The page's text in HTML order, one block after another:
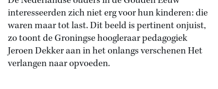
Zoek
interesseerden zich niet erg voor hun kinderen: die
waren maar tot last. Dit beeld is pertinent onjuist,
zo toont de Groningse hoogleraar pedagogiek
Jeroen Dekker aan in het onlangs verschenen Het
verlangen naar opvoeden.